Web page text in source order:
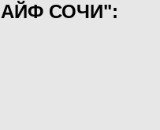
СОЧИ":